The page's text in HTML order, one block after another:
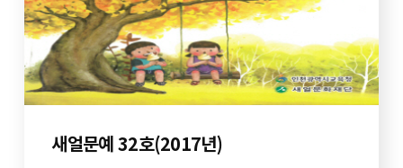
새얼문예 32호(2017년)